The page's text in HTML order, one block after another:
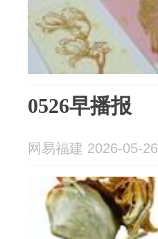
0526早播报
网易福建 2026-05-26